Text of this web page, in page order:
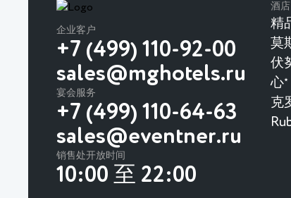
企业客户
+7 (499) 110-92-00
sales@mghotels.ru
宴会服务
+7 (499) 110-64-63
sales@eventner.ru
销售处开放时间
10:00 至 22:00
酒店
精
莫
伏
心★
克